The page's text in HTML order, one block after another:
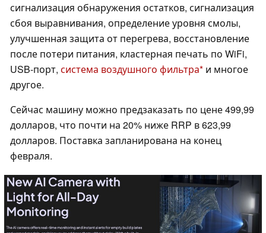
сигнализация обнаружения остатков, сигнализация
сбоя выравнивания, определение уровня смолы,
улучшенная защита от перегрева, восстановление
после потери питания, кластерная печать по WiFi,
USB-порт, система воздушного фильтра и многое
другое.
Сейчас машину можно предзаказать по цене 499,99
долларов, что почти на 20% ниже RRP в 623,99
долларов. Поставка запланирована на конец
февраля.